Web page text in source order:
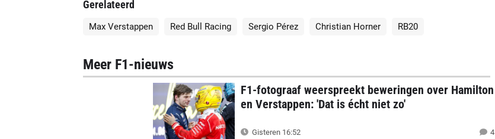
Gerelateerd
Max Verstappen Red Bull Racing Sergio Pérez Christian Horner RB20
Meer F1-nieuws
F1-fotograaf weerspreekt beweringen over Hamilton
en Verstappen: 'Dat is écht niet zo'
Gisteren 16:52 4